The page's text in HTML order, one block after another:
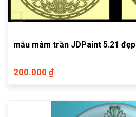
mẫu mâm trần JDPaint 5.21 đẹp
200.000 ₫